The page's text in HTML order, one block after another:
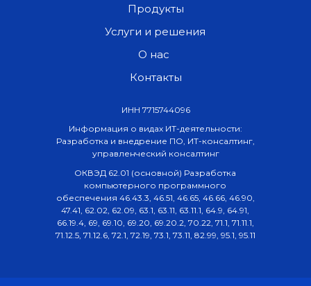
Информация о видах ИТ-деятельности:
Разработка и внедрение ПО, ИТ-консалтинг,
управленческий консалтинг
ОКВЭД 62.01 (основной) Разработка
компьютерного программного
обеспечения 46.43.3, 46.51, 46.65, 46.66, 46.90,
47.41, 62.02, 62.09, 63.1, 63.11, 63.11.1, 64.9, 64.91,
66.19.4, 69, 69.10, 69.20, 69.20.2, 70.22, 71.1, 71.11.1,
71.12.5, 71.12.6, 72.1, 72.19, 73.1, 73.11, 82.99, 95.1, 95.11
ИНН 7715744096
Продукты
О нас
Контакты
Услуги и решения